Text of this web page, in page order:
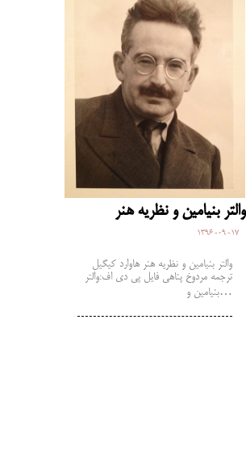
والتر بنیامین و نظریه هنر
1396-09-17
والتر بنیامین و نظریه هنر هاوارد کیگیل
ترجمه مردوخ پناهی فایل پی دی اف:والتر
بنیامین و…